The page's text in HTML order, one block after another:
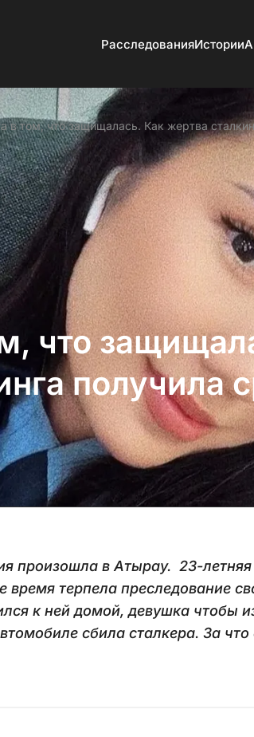
РасследованияИстории
в том, что защищалась. Как жертва
что
получила
произошла в Атырау. 23-
терпела преследование
к ней домой, девушка чтобы
сбила сталкера. За